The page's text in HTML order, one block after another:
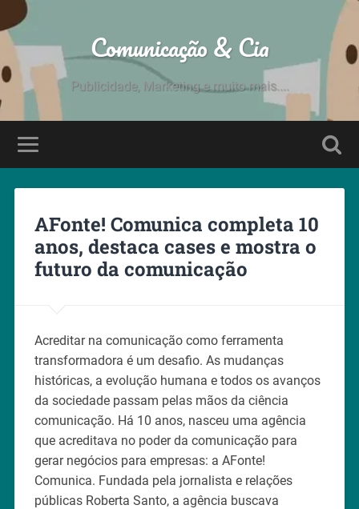
Comunicação & Cia
Publicidade, Marketing e muito mais....
AFonte! Comunica completa 10
anos, destaca cases e mostra o
futuro da comunicação
Acreditar na comunicação como ferramenta
transformadora é um desafio. As mudanças
históricas, a evolução humana e todos os avanços
da sociedade passam pelas mãos da ciência
comunicação. Há 10 anos, nasceu uma agência
que acreditava no poder da comunicação para
gerar negócios para empresas: a AFonte!
Comunica. Fundada pela jornalista e relações
públicas Roberta Santo, a agência buscava